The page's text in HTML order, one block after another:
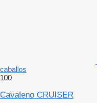
caballos
100
Cavaleno CRUISER